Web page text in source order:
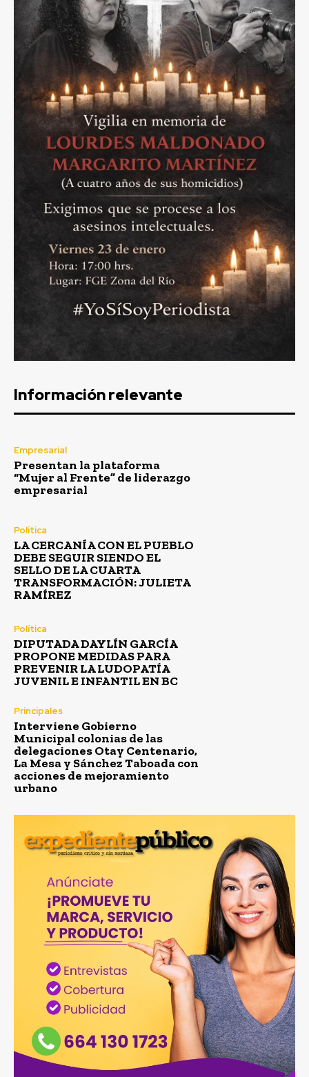
Información relevante
Empresarial
Presentan la plataforma
“Mujer al Frente” de liderazgo
empresarial
Política
LA CERCANÍA CON EL PUEBLO
DEBE SEGUIR SIENDO EL
SELLO DE LA CUARTA
TRANSFORMACIÓN: JULIETA
RAMÍREZ
Política
DIPUTADA DAYLÍN GARCÍA
PROPONE MEDIDAS PARA
PREVENIR LA LUDOPATÍA
JUVENIL E INFANTIL EN BC
Principales
Interviene Gobierno
Municipal colonias de las
delegaciones Otay Centenario,
La Mesa y Sánchez Taboada con
acciones de mejoramiento
urbano